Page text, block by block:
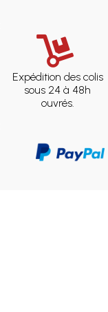
Expédition des colis
sous 24 à 48h
ouvrés.